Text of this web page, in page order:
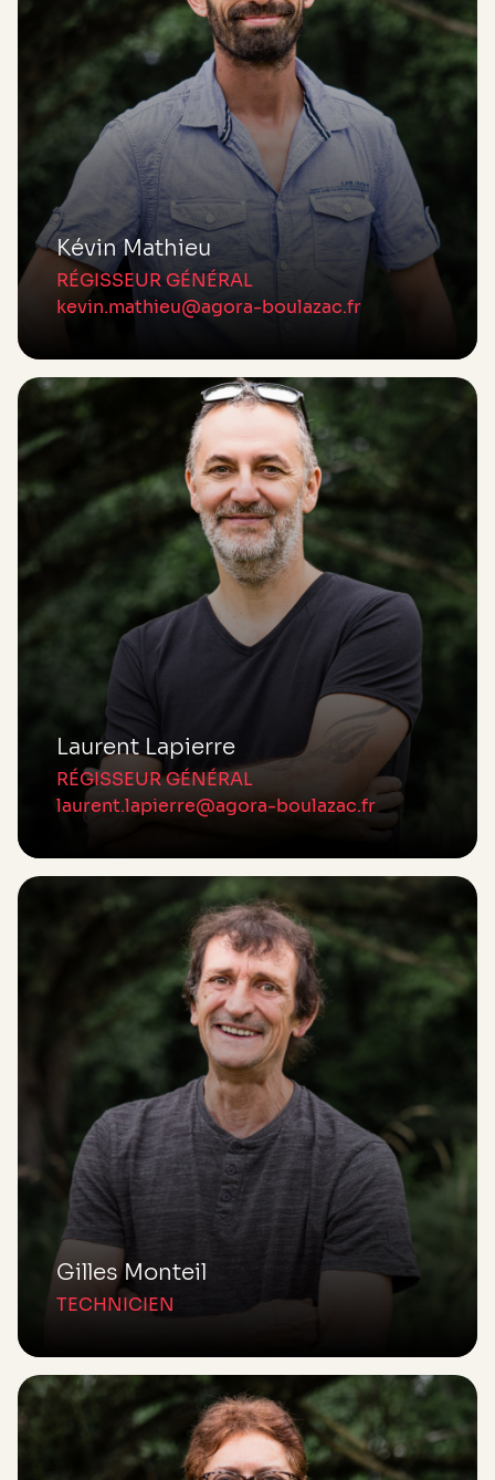
Kévin Mathieu
RÉGISSEUR GÉNÉRAL
kevin.mathieu@agora-boulazac.fr
Laurent Lapierre
RÉGISSEUR GÉNÉRAL
laurent.lapierre@agora-boulazac.fr
Gilles Monteil
TECHNICIEN